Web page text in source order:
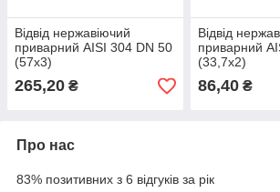
Відвід нержавіючий
приварний AISI 304 DN 50
(57x3)
265,20 ₴
Відвід
приварний
(33,7x2)
86,40₴
Про нас
83% позитивних з 6 відгуків за рік